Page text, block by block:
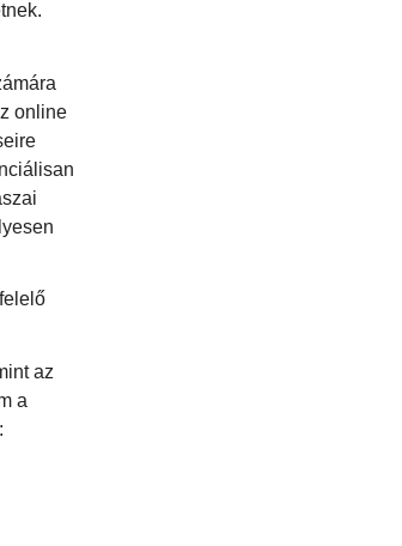
online
az
a